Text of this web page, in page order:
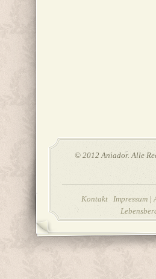
© 2012 Aniador. Alle
Kontakt Impressum |